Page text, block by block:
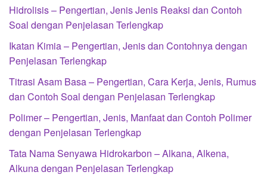
Hidrolisis – Pengertian, Jenis Jenis Reaksi dan Contoh
Soal dengan Penjelasan Terlengkap
Ikatan Kimia – Pengertian, Jenis dan Contohnya dengan
Penjelasan Terlengkap
Titrasi Asam Basa – Pengertian, Cara Kerja, Jenis, Rumus
dan Contoh Soal dengan Penjelasan Terlengkap
Polimer – Pengertian, Jenis, Manfaat dan Contoh Polimer
dengan Penjelasan Terlengkap
Tata Nama Senyawa Hidrokarbon – Alkana, Alkena,
Alkuna dengan Penjelasan Terlengkap